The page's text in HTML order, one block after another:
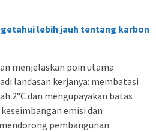
lebih jauh tentang karbon
menjelaskan poin utama
landasan kerjanya: membatasi
2°C dan mengupayakan batas
emisi dan
pembangunan